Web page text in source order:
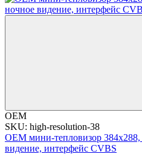
OEM
SKU: high-resolution-38
OEM мини-тепловизор
видение, интерфейс CVBS